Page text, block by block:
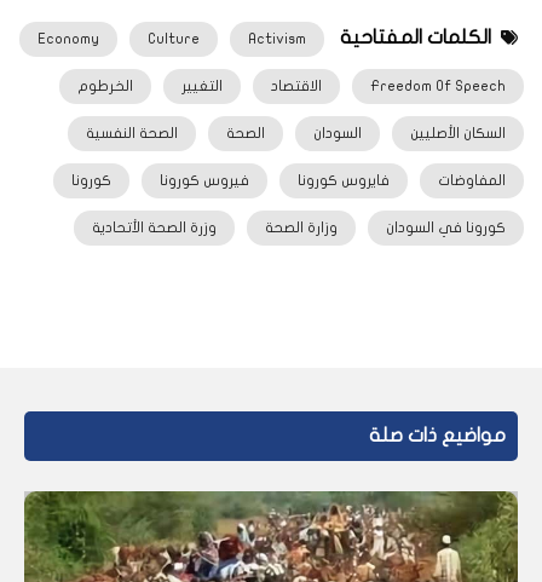
الكلمات المفتاحية Activism
Culture
Economy
Freedom Of Speech الاقتصاد التغيير الخرطوم
السكان الأصليين السودان الصحة الصحة النفسية
المفاوضات فايروس كورونا فيروس كورونا كورونا
كورونا في السودان وزارة الصحة وزرة الصحة الأتحادية
مواضيع ذات صلة